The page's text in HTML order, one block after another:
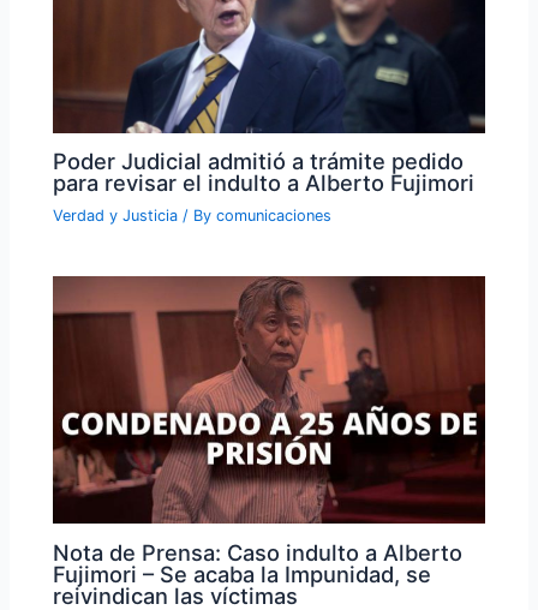
Poder Judicial admitió a trámite pedido
para revisar el indulto a Alberto Fujimori
Verdad y Justicia / Bycomunicaciones
Nota de Prensa: Caso indulto a Alberto
Fujimori – Se acaba la Impunidad, se
reivindican las víctimas